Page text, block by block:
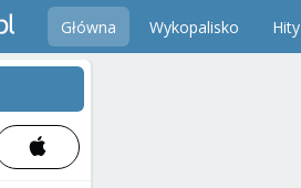
Główna Wykopalisko Hity